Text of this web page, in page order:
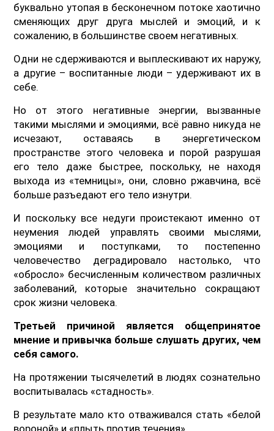
буквально утопая в бесконечном потоке хаотично
сменяющих друг друга мыслей и эмоций, и к
сожалению, в большинстве своем негативных.
Одни не сдерживаются и выплескивают их наружу,
а другие – воспитанные люди – удерживают их в
себе.
Но от этого негативные энергии, вызванные
такими мыслями и эмоциями, всё равно никуда не
исчезают, оставаясь в энергетическом
пространстве этого человека и порой разрушая
его тело даже быстрее, поскольку, не находя
выхода из «темницы», они, словно ржавчина, всё
больше разъедают его тело изнутри.
И поскольку все недуги проистекают именно от
неумения людей управлять своими мыслями,
эмоциями и поступками, то постепенно
человечество деградировало настолько, что
«обросло» бесчисленным количеством различных
заболеваний, которые значительно сокращают
срок жизни человека.
Третьей причиной является общепринятое
мнение и привычка больше слушать других, чем
себя самого.
На протяжении тысячелетий в людях сознательно
воспитывалась «стадность».
В результате мало кто отваживался стать «белой
вороной» и «плыть против течения».